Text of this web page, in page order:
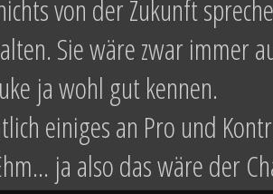
von der Zukunft
Sie wäre zwar immer
ja wohl gut kennen.
einiges an Pro und
ja also das wäre der